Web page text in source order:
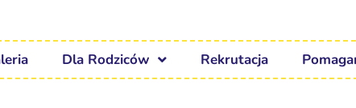
Dla Rodziców Rekrutacja